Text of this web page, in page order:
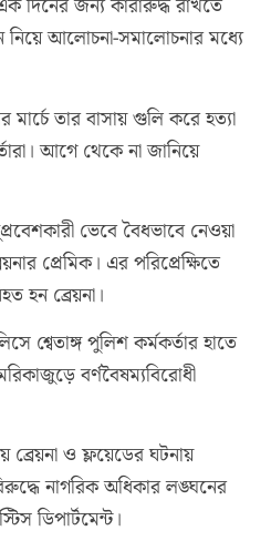
দিনের জন্য কারারুদ্ধ রাখতে
নিয়ে আলোচনা-সমালোচনার মধ্যে
তার বাসায় গুলি করে হত্যা
আগে থেকে না জানিয়ে
ভেবে বৈধভাবে নেওয়া
প্রেমিক। এর পরিপ্রেক্ষিতে
হন ব্রেয়না।
শ্বেতাঙ্গ পুলিশ কর্মকর্তার হাতে
বর্ণবৈষম্যবিরোধী
ও ফ্লয়েডের ঘটনায়
নাগরিক অধিকার লঙ্ঘনের
ডিপার্টমেন্ট।